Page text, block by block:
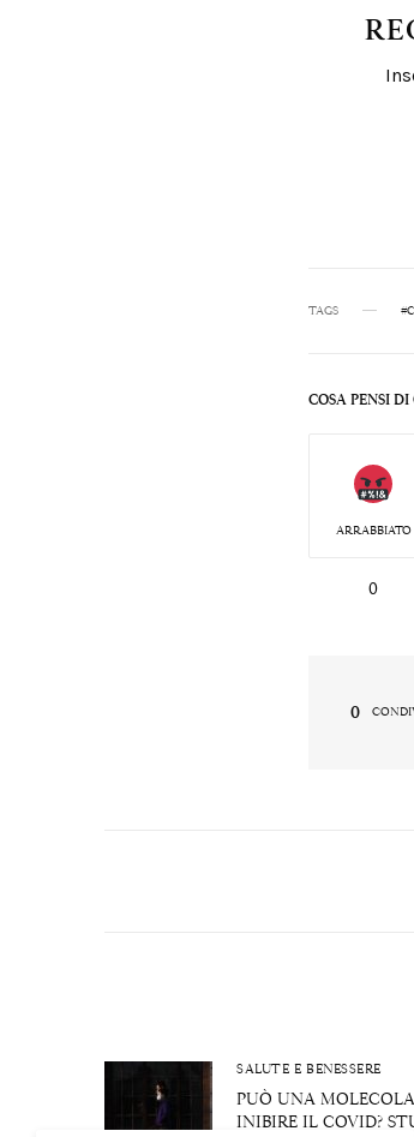
TAGS
COSA PENSI DI
ARRABBIATO
0
0
SALUTE E BENESSERE
PUÒ UNA
INIBIRE IL COVID?